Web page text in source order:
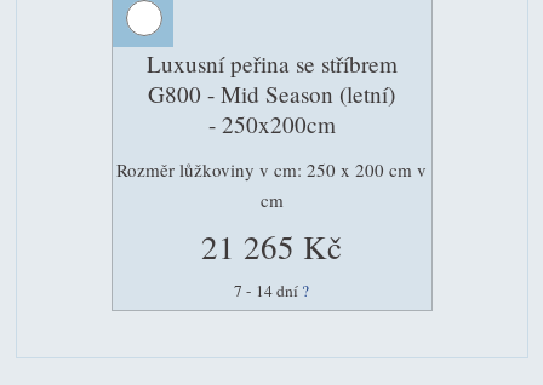
Luxusní peřina se stříbrem
G800 - Mid Season (letní)
- 250x200cm
Rozměr lůžkoviny v cm: 250 x 200 cm v
cm
21 265 Kč
7 - 14 dní ?